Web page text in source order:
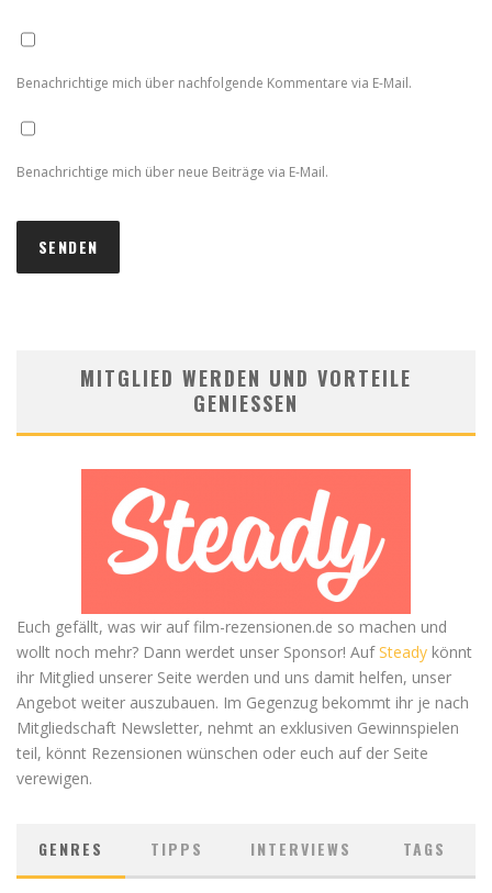
Benachrichtige mich über nachfolgende Kommentare via E-Mail.
Benachrichtige mich über neue Beiträge via E-Mail.
MITGLIED WERDEN UND VORTEILE
GENIESSEN
Euch gefällt, was wir auf film-rezensionen.de so machen und
wollt noch mehr? Dann werdet unser Sponsor! AufSteady könnt
ihr Mitglied unserer Seite werden und uns damit helfen, unser
Angebot weiter auszubauen. Im Gegenzug bekommt ihr je nach
Mitgliedschaft Newsletter, nehmt an exklusiven Gewinnspielen
teil, könnt Rezensionen wünschen oder euch auf der Seite
verewigen.
GENRES TIPPS INTERVIEWS TAGS